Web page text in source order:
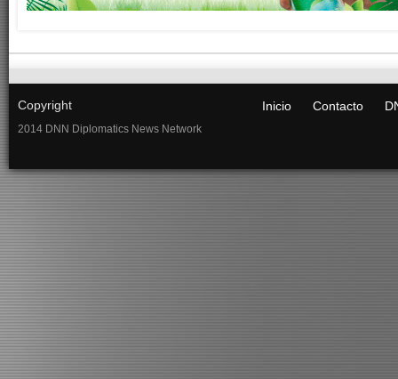
Copyright
2014 DNN Diplomatics News Network
Inicio Contacto